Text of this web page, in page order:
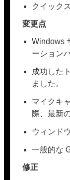
クイック
変更点
Windows
ーション
成功した
ました。
マイクキ
際、最新
ウィンド
一般的な
修正